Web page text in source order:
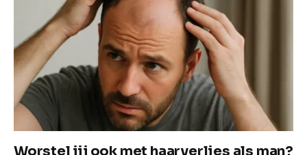
Worstel jij ook met haarverlies als man?